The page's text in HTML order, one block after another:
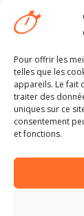
Pour offrir les
telles que les
appareils. Le fait
traiter des
uniques sur ce
consentement
et fonctions.
mai 2024
avril 2024
2024
Non classé
Méta
Connexion